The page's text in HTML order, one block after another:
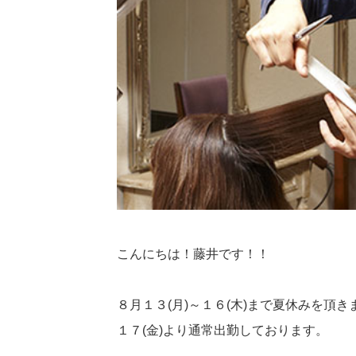
こんにちは！藤井です！！
８月１３(月)～１６(木)まで夏休みを頂き
１７(金)より通常出勤しております。